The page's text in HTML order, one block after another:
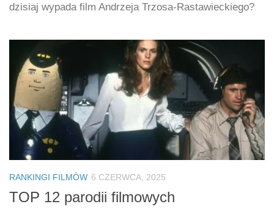
dzisiaj wypada film Andrzeja Trzosa-Rastawieckiego?
RANKINGI FILMÓW 6 CZERWCA, 2025
TOP 12 parodii filmowych